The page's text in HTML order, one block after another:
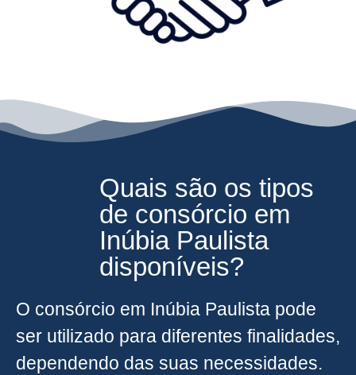
Quais são os tipos
de consórcio em
Inúbia Paulista
disponíveis?
O consórcio em Inúbia Paulista pode
ser utilizado para diferentes finalidades,
dependendo das suas necessidades.